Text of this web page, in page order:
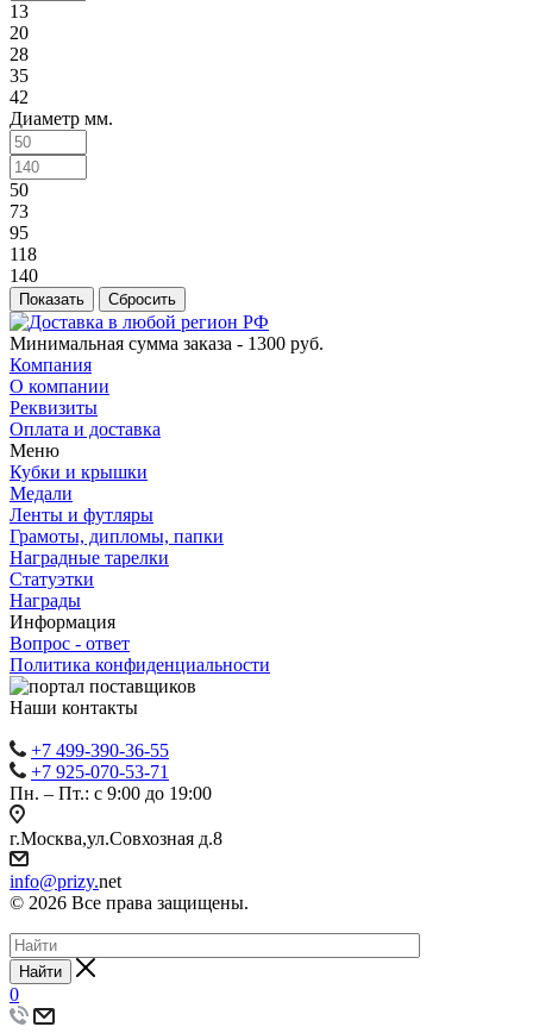
13
20
28
35
42
Диаметр мм.
50
73
95
118
140
Сбросить
Минимальная сумма заказа - 1300 руб.
Компания
О компании
Реквизиты
Оплата и доставка
Меню
Кубки и крышки
Медали
Ленты и футляры
Грамоты, дипломы, папки
Наградные тарелки
Статуэтки
Награды
Информация
Вопрос - ответ
Политика конфиденциальности
Наши контакты
+7 499-390-36-55
+7 925-070-53-71
Пн. – Пт.: с 9:00 до 19:00
г.Москва,ул.Совхозная д.8
info@prizy.net
© 2026 Все права защищены.
Найти
0